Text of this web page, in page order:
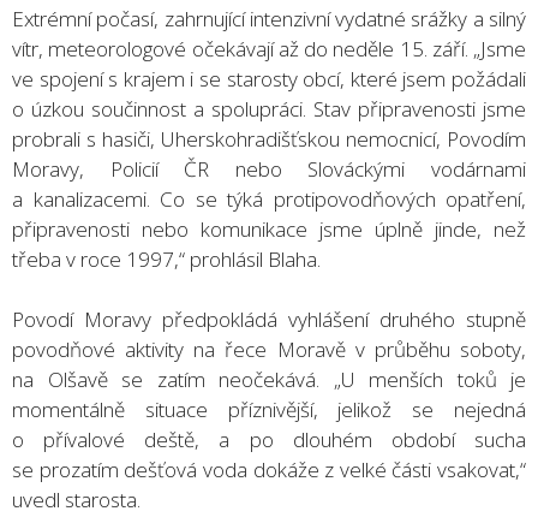
Extrémní počasí, zahrnující intenzivní vydatné srážky a silný
vítr, meteorologové očekávají až do neděle 15. září. „Jsme
ve spojení s krajem i se starosty obcí, které jsem požádali
o úzkou součinnost a spolupráci. Stav připravenosti jsme
probrali s hasiči, Uherskohradišťskou nemocnicí, Povodím
Moravy, Policií ČR nebo Slováckými vodárnami
a kanalizacemi. Co se týká protipovodňových opatření,
připravenosti nebo komunikace jsme úplně jinde, než
třeba v roce 1997,“ prohlásil Blaha.
Povodí Moravy předpokládá vyhlášení druhého stupně
povodňové aktivity na řece Moravě v průběhu soboty,
na Olšavě se zatím neočekává. „U menších toků je
momentálně situace příznivější, jelikož se nejedná
o přívalové deště, a po dlouhém období sucha
se prozatím dešťová voda dokáže z velké části vsakovat,“
uvedl starosta.